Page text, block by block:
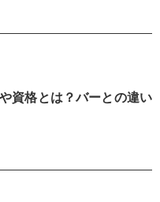
資格とは？バーとの違い